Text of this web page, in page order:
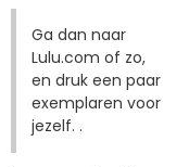
Ga dan naar
Lulu.com of zo,
en druk een paar
exemplaren voor
jezelf. .